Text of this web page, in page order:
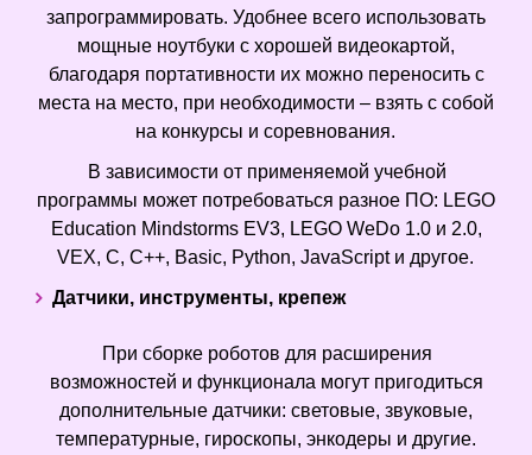
запрограммировать. Удобнее всего использовать
мощные ноутбуки с хорошей видеокартой,
благодаря портативности их можно переносить с
места на место, при необходимости – взять с собой
на конкурсы и соревнования.
В зависимости от применяемой учебной
программы может потребоваться разное ПО: LEGO
Education Mindstorms EV3, LEGO WeDo 1.0 и 2.0,
VEX, C, C++, Basic, Python, JavaScript и другое.
Датчики, инструменты, крепеж
При сборке роботов для расширения
возможностей и функционала могут пригодиться
дополнительные датчики: световые, звуковые,
температурные, гироскопы, энкодеры и другие.